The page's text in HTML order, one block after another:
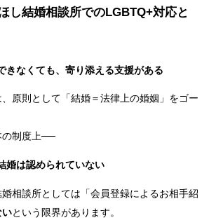
し結婚相談所でのLGBTQ+対応と
きなくても、寄り添える支援がある
原則として「結婚＝法律上の婚姻」をゴー
の制度上──
婚は認められていない
相談所としては「会員登録によるお相手紹
いという限界があります。